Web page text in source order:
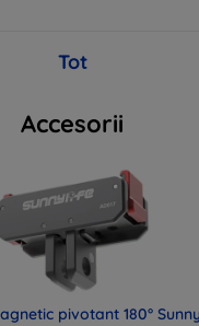
Tot
Accesorii
pivotant 180°